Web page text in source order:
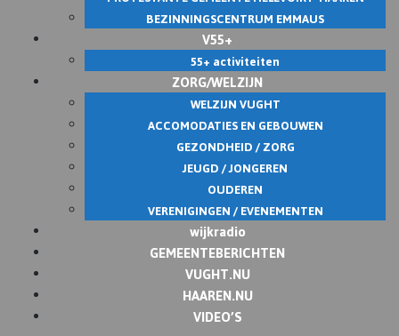
BEZINNINGSCENTRUM EMMAUS
V55+
55+ activiteiten
ZORG/WELZIJN
WELZIJN VUGHT
ACCOMODATIES EN GEBOUWEN
GEZONDHEID / ZORG
JEUGD / JONGEREN
OUDEREN
VERENIGINGEN / EVENEMENTEN
wijkradio
GEMEENTEBERICHTEN
VUGHT.NU
HAAREN.NU
VIDEO’S